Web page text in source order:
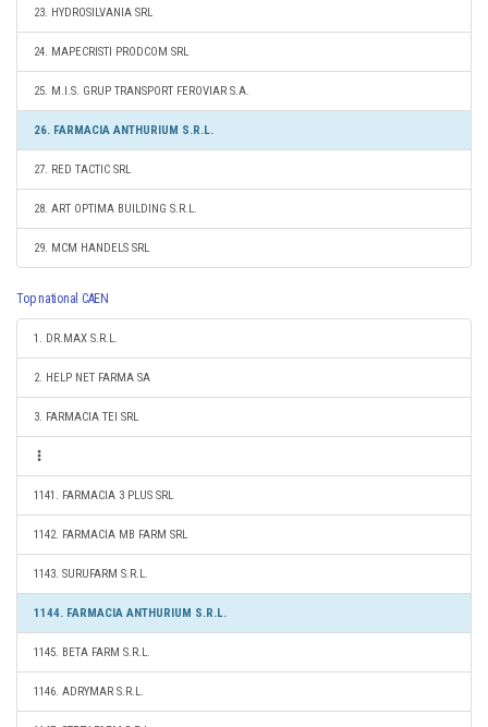
23. HYDROSILVANIA SRL
24. MAPECRISTI PRODCOM SRL
25. M.I.S. GRUP TRANSPORT FEROVIAR S.A.
26. FARMACIA ANTHURIUM S.R.L.
27. RED TACTIC SRL
28. ART OPTIMA BUILDING S.R.L.
29. MCM HANDELS SRL
Top national CAEN
1. DR.MAX S.R.L.
2. HELP NET FARMA SA
3. FARMACIA TEI SRL
1141. FARMACIA 3 PLUS SRL
1142. FARMACIA MB FARM SRL
1143. SURUFARM S.R.L.
1144. FARMACIA ANTHURIUM S.R.L.
1145. BETA FARM S.R.L.
1146. ADRYMAR S.R.L.